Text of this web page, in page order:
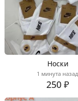
Носки
1 минута назад
250 ₽